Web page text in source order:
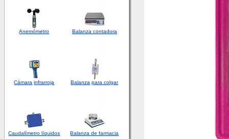
Anemómetro Balanza contadora
Cámara infrarroja Balanza para colgar
Caudalímetro líquidos Balanza de farmacia